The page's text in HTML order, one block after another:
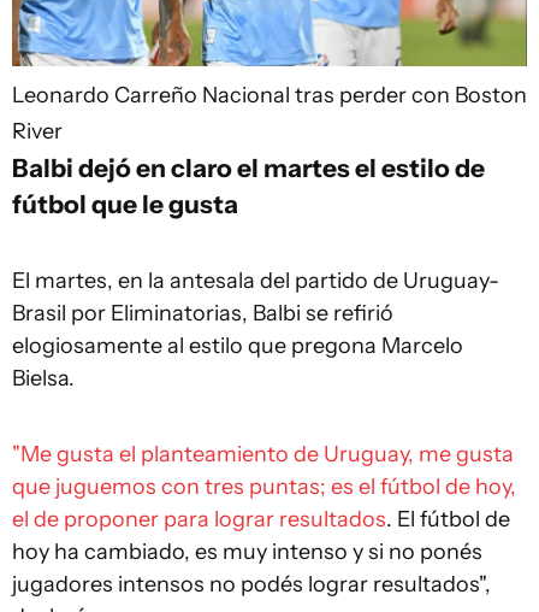
Leonardo Carreño Nacional tras perder con Boston
River
Balbi dejó en claro el martes el estilo de
fútbol que le gusta
El martes, en la antesala del partido de Uruguay-
Brasil por Eliminatorias, Balbi se refirió
elogiosamente al estilo que pregona Marcelo
Bielsa.
"Me gusta el planteamiento de Uruguay, me gusta
que juguemos con tres puntas; es el fútbol de hoy,
el de proponer para lograr resultados. El fútbol de
hoy ha cambiado, es muy intenso y si no ponés
jugadores intensos no podés lograr resultados",